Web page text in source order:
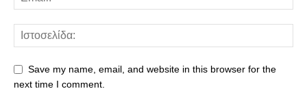
Save my name, email, and website in this browser for the
next time I comment.